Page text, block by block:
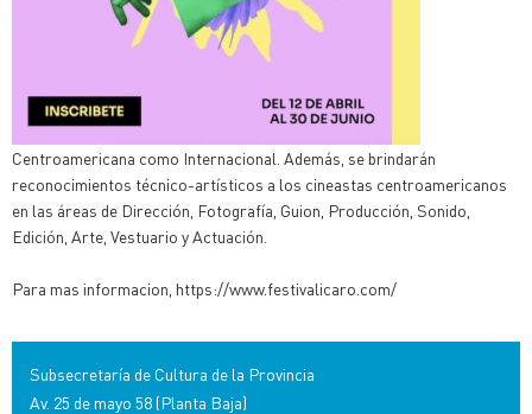
Centroamericana como Internacional. Además, se brindarán
reconocimientos técnico-artísticos a los cineastas centroamericanos
en las áreas de Dirección, Fotografía, Guion, Producción, Sonido,
Edición, Arte, Vestuario y Actuación.
Para mas informacion, https://www.festivalicaro.com/
Subsecretaría de Cultura de la Provincia
Av. 25 de mayo 58 (Planta Baja)